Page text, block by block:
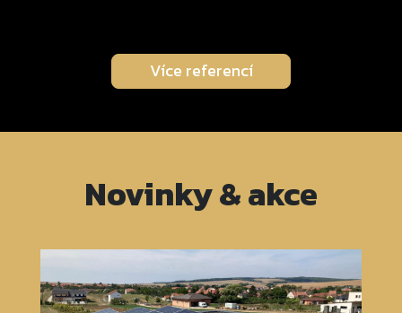
Více referencí
Novinky & akce